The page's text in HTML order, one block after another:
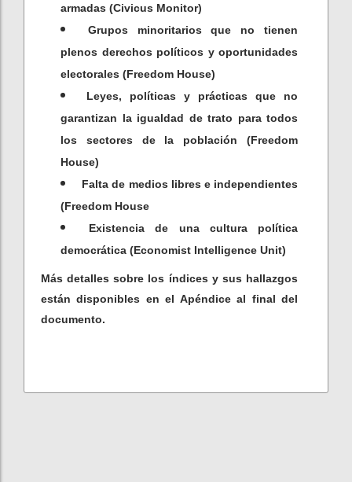
armadas (Civicus Monitor)
Grupos minoritarios que no tienen
plenos derechos políticos y oportunidades
electorales (Freedom House)
Leyes, políticas y prácticas que no
garantizan la igualdad de trato para todos
los sectores de la población (Freedom
House)
Falta de medios libres e independientes
(Freedom House
Existencia de una cultura política
democrática (Economist Intelligence Unit)
Más detalles sobre los índices y sus hallazgos
están disponibles en el Apéndice al final del
documento.